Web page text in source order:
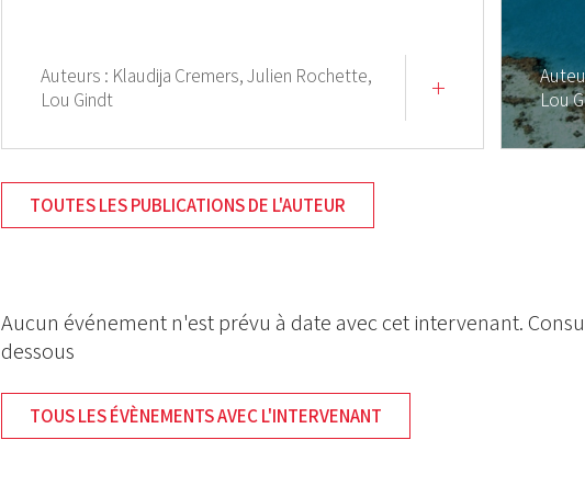
Auteurs : Klaudija Cremers,Julien Rochette,
Lou Gindt
Lou
TOUTES LES PUBLICATIONS DE L'AUTEUR
Aucun événement n'est prévu à date avec cet intervenant.
dessous
TOUS LES ÉVÈNEMENTS AVEC L'INTERVENANT